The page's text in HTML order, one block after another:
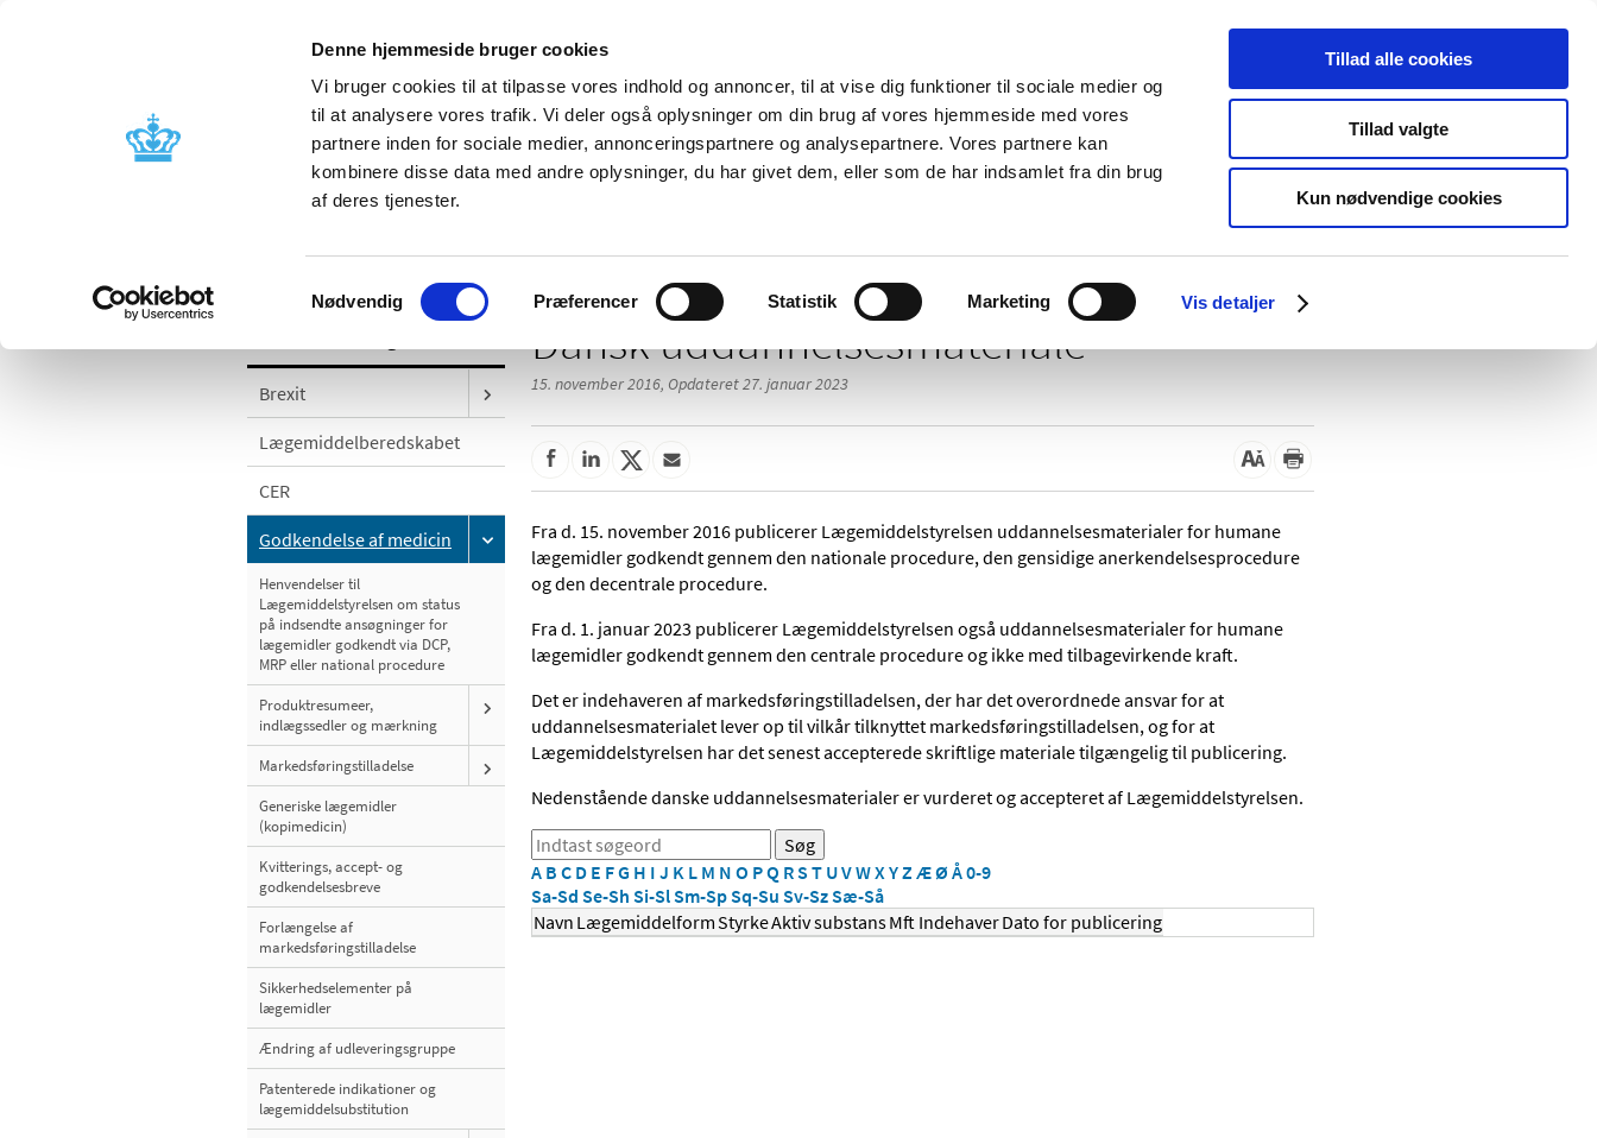
Denne hjemmeside bruger cookies
Vi bruger cookies til at tilpasse vores indhold og annoncer, til at vise dig funktioner til sociale medier og
til at analysere vores trafik. Vi deler også oplysninger om din brug af vores hjemmeside med vores
partnere inden for sociale medier, annonceringspartnere og analysepartnere. Vores partnere kan
kombinere disse data med andre oplysninger, du har givet dem, eller som de har indsamlet fra din brug
af deres tjenester.
Samtykkevalg
Nødvendig Præferencer Statistik Marketing Vis detaljer
Tillad alle cookies
Tillad valgte
Kun nødvendige cookies
Nyheder Om os Kontakt Udgivelser
Godkendelse og
Bivirkninger og
produktinformation
Tilskud og
Apoteker og salg af
Medicinsk
Særlige
produktområder
Brexit
Lægemiddelberedskabet
CER
Godkendelse af medicin
Henvendelser til
Lægemiddelstyrelsen om status
på indsendte ansøgninger for
lægemidler godkendt via DCP,
MRP eller national procedure
Produktresumeer,
indlægssedler og mærkning
Markedsføringstilladelse
Generiske lægemidler
(kopimedicin)
Kvitterings, accept- og
godkendelsesbreve
Forlængelse af
markedsføringstilladelse
Sikkerhedselementer på
lægemidler
Ændring af udleveringsgruppe
Patenterede indikationer og
lægemiddelsubstitution
Dansk uddannelsesmateriale
15. november 2016, Opdateret 27. januar 2023
Fra d. 15. november 2016 publicerer Lægemiddelstyrelsen uddannelsesmaterialer for humane
lægemidler godkendt gennem den nationale procedure, den gensidige anerkendelsesprocedure
og den decentrale procedure.
Fra d. 1. januar 2023 publicerer Lægemiddelstyrelsen også uddannelsesmaterialer for humane
lægemidler godkendt gennem den centrale procedure og ikke med tilbagevirkende kraft.
Det er indehaveren af markedsføringstilladelsen, der har det overordnede ansvar for at
uddannelsesmaterialet lever op til vilkår tilknyttet markedsføringstilladelsen, og for at
Lægemiddelstyrelsen har det senest accepterede skriftlige materiale tilgængelig til publicering.
Nedenstående danske uddannelsesmaterialer er vurderet og accepteret af Lægemiddelstyrelsen.
A BC D E FG H IJ K L M NO PQ RST UVWXYZÆØÅ0-9
Sa-SdSe-ShSi-SlSm-SpSq-SuSv-SzSæ-Så
Navn LægemiddelformStyrkeAktiv substansMft IndehaverDato for publicering